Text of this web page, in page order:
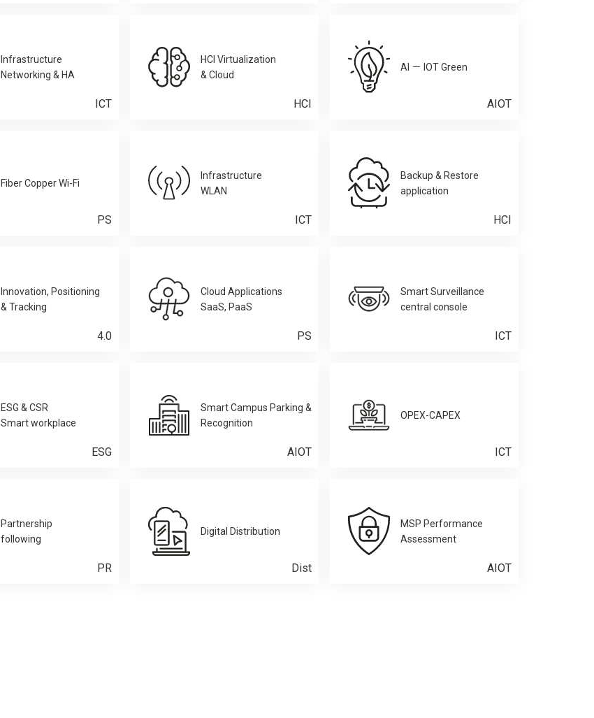
Infrastructure
Networking & HA
ICT
HCI Virtualization
& Cloud
HCI
AI － IOT Green
AIOT
Fiber Copper Wi-Fi
PS
Infrastructure
WLAN
ICT
Backup & Restore
application
HCI
Innovation, Positioning
& Tracking
4.0
Cloud Applications
SaaS, PaaS
PS
Smart Surveillance
central console
ICT
ESG & CSR
Smart workplace
ESG
Smart Campus Parking &
Recognition
AIOT
OPEX-CAPEX
ICT
Partnership
following
PR
Digital Distribution
Dist
MSP Performance
Assessment
AIOT